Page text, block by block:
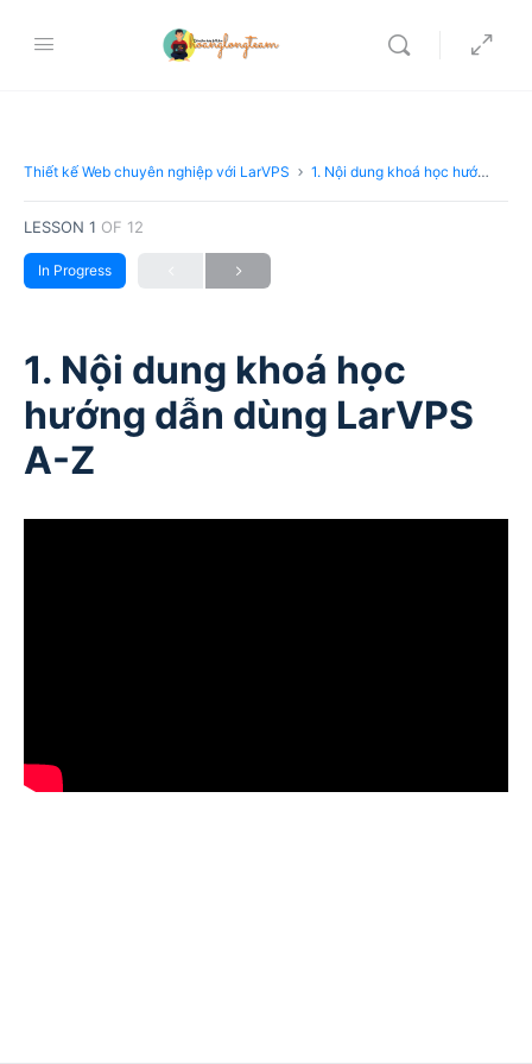
Thiết kế Web chuyên nghiệp với LarVPS 1. Nội dung khoá học hướng dẫn dùng LarVPS A-Z
LESSON 1 OF 12
In Progress
1. Nội dung khoá học
hướng dẫn dùng LarVPS
A-Z